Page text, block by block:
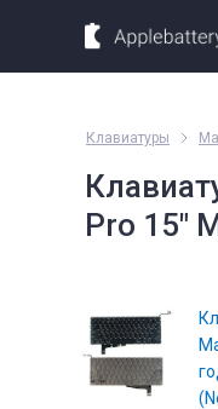
Москва
г.
10 мин.
Пн-Вс:
09.00 -
Для планшетов
Введите
Клавиатуры
Pro 15"